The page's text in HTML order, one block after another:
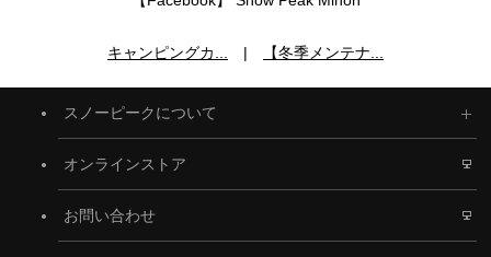
キャンピングカ... | 【冬季メンテナ...
スノーピークについて
オンラインストア
お問い合わせ